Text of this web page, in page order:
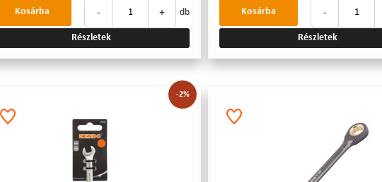
- + db
Kosárba
Részletek
-
Kosárba
Részletek
-2%